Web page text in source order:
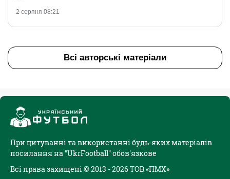
2 серпня 08:21
Всі авторські матеріали
При цитуванні та використанні будь-яких матеріалів
посилання на "UkrFootball" обов'язкове
Всі права захищені © 2013 - 2026 ТОВ «ПМХ»